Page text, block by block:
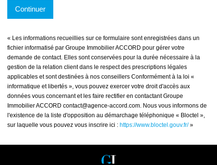
Continuer
« Les informations recueillies sur ce formulaire sont enregistrées dans un
fichier informatisé par Groupe Immobilier ACCORD pour gérer votre
demande de contact. Elles sont conservées pour la durée nécessaire à la
gestion de la relation client dans le respect des prescriptions légales
applicables et sont destinées à nos conseillers Conformément à la loi «
informatique et libertés », vous pouvez exercer votre droit d'accès aux
données vous concernant et les faire rectifier en contactant Groupe
Immobilier ACCORD contact@agence-accord.com. Nous vous informons de
l'existence de la liste d'opposition au démarchage téléphonique « Bloctel »,
sur laquelle vous pouvez vous inscrire ici : https://www.bloctel.gouv.fr/»